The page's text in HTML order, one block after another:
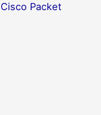
Packet